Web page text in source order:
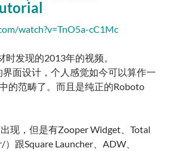
watch?v=TnO5a-cC1Mc
发现的2013年的视频。
面设计，个人感觉如今可以算作一
的范畴了。而且是纯正的Roboto
现，但是有Zooper Widget、Total
跟Square Launcher、ADW、